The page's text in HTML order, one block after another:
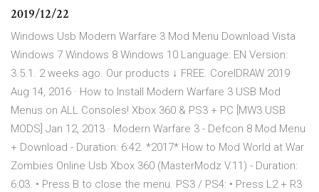
2019/12/22
Windows Usb Modern Warfare 3 Mod Menu Download Vista
Windows 7 Windows 8 Windows 10 Language: EN Version:
3.5.1. 2 weeks ago. Our products ↓ FREE. CorelDRAW 2019
Aug 14, 2016 · How to Install Modern Warfare 3 USB Mod
Menus on ALL Consoles! Xbox 360 & PS3 + PC [MW3 USB
MODS] Jan 12, 2013 · Modern Warfare 3 - Defcon 8 Mod Menu
+ Download - Duration: 6:42. *2017* How to Mod World at War
Zombies Online Usb Xbox 360 (MasterModz V.11) - Duration:
6:03. • Press B to close the menu. PS3 / PS4: • Press L2 + R3